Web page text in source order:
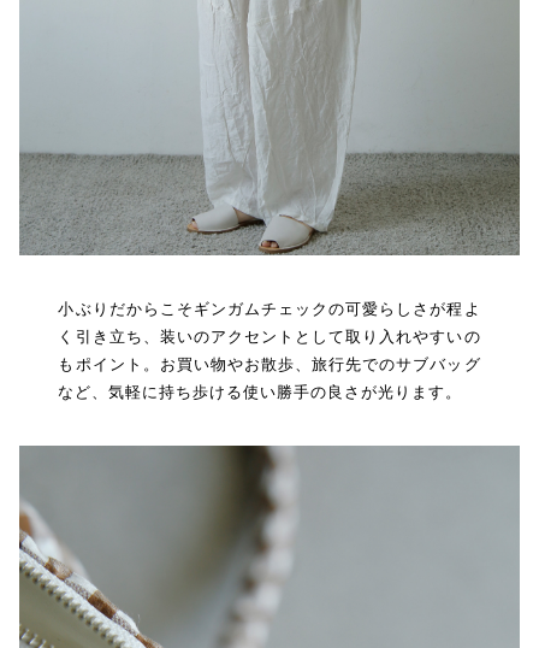
小ぶりだからこそギンガムチェックの可愛らしさが程よ
く引き立ち、装いのアクセントとして取り入れやすいの
もポイント。お買い物やお散歩、旅行先でのサブバッグ
など、気軽に持ち歩ける使い勝手の良さが光ります。